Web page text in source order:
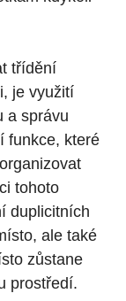
třídění
je využití
a správu
funkce, které
tohoto
duplicitních
ale také
zůstane
prostředí.